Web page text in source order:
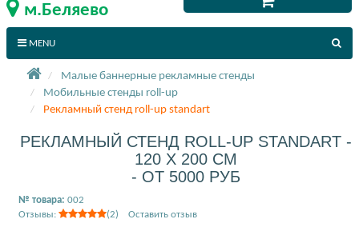
Малые баннерные рекламные стенды
Мобильные стенды roll-up
Рекламный стенд roll-up standart
РЕКЛАМНЫЙ СТЕНД ROLL-UP STANDART -
120 X 200 СМ
- ОТ 5000 РУБ
№ товара: 002
Отзывы:
(2) Оставить отзыв
м.Беляево
MENU